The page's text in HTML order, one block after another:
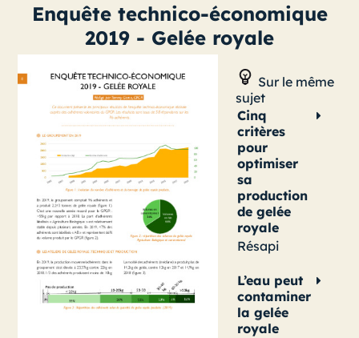
Enquête technico-économique
2019 - Gelée royale
Sur le même
sujet
Cinq
critères
pour
optimiser
sa
production
de gelée
royale
Résapi
L’eau peut
contaminer
la gelée
royale